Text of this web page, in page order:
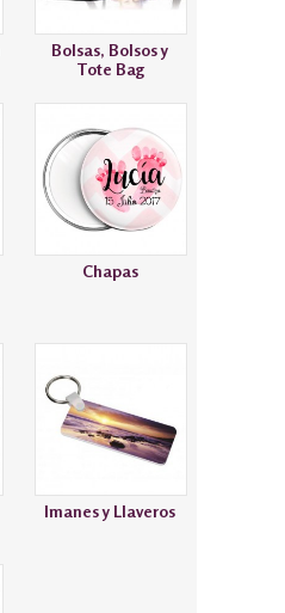
Bolsas, Bolsos y
Tote Bag
Chapas
Imanes y Llaveros